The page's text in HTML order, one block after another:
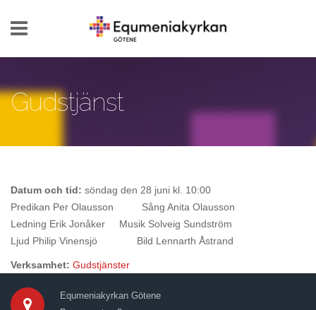
Gudstjänst
Datum och tid: söndag den 28 juni kl. 10:00
Predikan Per Olausson Sång Anita Olausson
Ledning Erik Jonåker Musik Solveig Sundström
Ljud Philip Vinensjö Bild Lennarth Åstrand
Verksamhet: Gudstjänster
Equmeniakyrkan Götene